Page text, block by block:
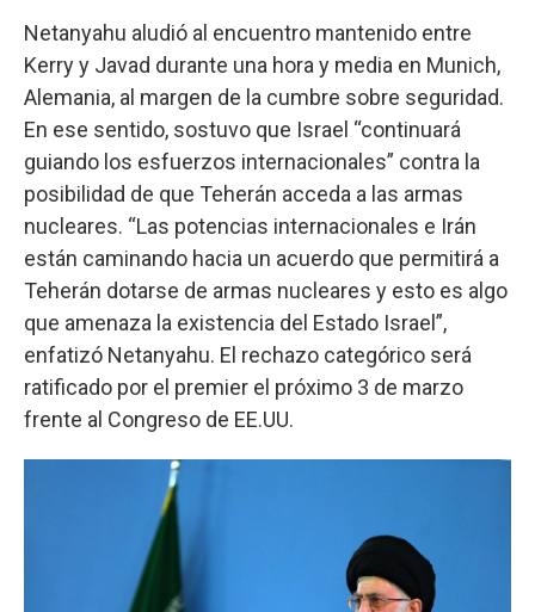
Netanyahu aludió al encuentro mantenido entre
Kerry y Javad durante una hora y media en Munich,
Alemania, al margen de la cumbre sobre seguridad.
En ese sentido, sostuvo que Israel “continuará
guiando los esfuerzos internacionales” contra la
posibilidad de que Teherán acceda a las armas
nucleares. “Las potencias internacionales e Irán
están caminando hacia un acuerdo que permitirá a
Teherán dotarse de armas nucleares y esto es algo
que amenaza la existencia del Estado Israel”,
enfatizó Netanyahu. El rechazo categórico será
ratificado por el premier el próximo 3 de marzo
frente al Congreso de EE.UU.